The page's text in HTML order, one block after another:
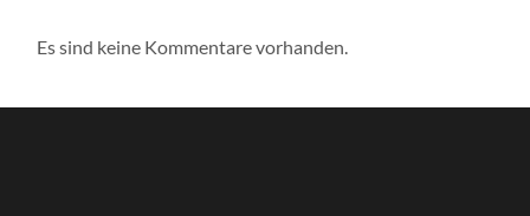
Es sind keine Kommentare vorhanden.